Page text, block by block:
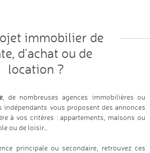
immobilier de
d'achat ou de
location ?
, de nombreuses agences immobilières ou
indépendants vous proposent des annonces
à vos critères : appartements, maisons ou
ou de loisir…
principale ou secondaire, retrouvez ces